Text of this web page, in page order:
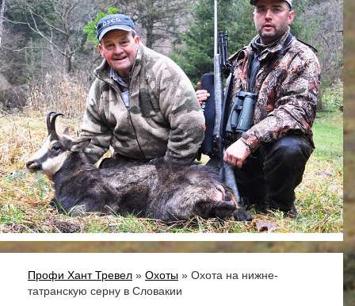
Профи Хант Тревел » Охоты » Охота на нижне-
татранскую серну в Словакии